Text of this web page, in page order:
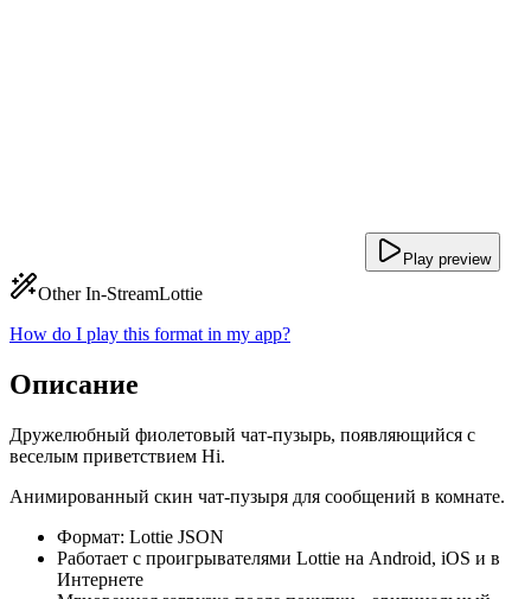
Play preview
Other In-StreamLottie
How do I play this format in my app?
Описание
Дружелюбный фиолетовый чат-пузырь, появляющийся с
веселым приветствием Hi.
Анимированный скин чат-пузыря для сообщений в комнате.
Формат: Lottie JSON
Работает с проигрывателями Lottie на Android, iOS и в
Интернете